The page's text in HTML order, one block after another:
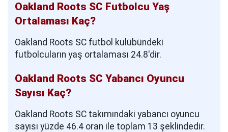
Oakland Roots SC Futbolcu Yaş
Ortalaması Kaç?
Oakland Roots SC futbol kulübündeki
futbolcuların yaş ortalaması 24.8'dir.
Oakland Roots SC Yabancı Oyuncu
Sayısı Kaç?
Oakland Roots SC takımındaki yabancı oyuncu
sayısı yüzde 46.4 oran ile toplam 13 şeklindedir.